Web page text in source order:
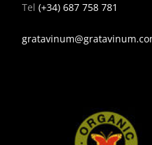
Tel (+34) 687 758 781